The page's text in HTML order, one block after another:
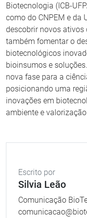
Biotecnologia (ICB-
como do CNPEM e da
descobrir novos
também fomentar o
biotecnológicos
bioinsumos e
nova fase para a
posicionando uma
inovações em
ambiente e
Escrito por
Silvia Leão
Comunicação